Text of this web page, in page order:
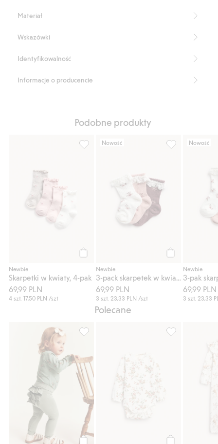
Antypoślizgowe podeszwy w rozmiarach 16/18-19/22.
Numer artykułu
Materiał
Wskazówki
Identyfikowalność
Informacje o producencie
Podobne produkty
Newbie
Skarpetki w kwiaty, 4-pak
69,99 PLN
4 szt. 17,50 PLN /szt
Nowość
Newbie
69,99 PLN
3 szt.23,33 PLN /szt
Nowość
Newbie
69,99 PLN
3 szt.23,33
Polecane